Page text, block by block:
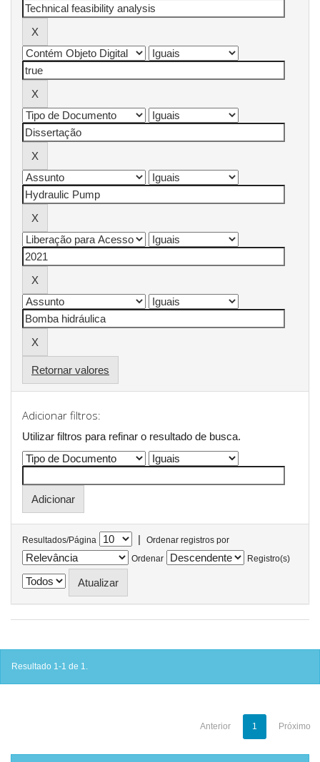
Retornar valores
Adicionar filtros:
Utilizar filtros para refinar o resultado de busca.
Resultados/Página |
Ordenar registros por
Ordenar
Registro(s)
Resultado 1-1 de 1.
Anterior 1 Próximo